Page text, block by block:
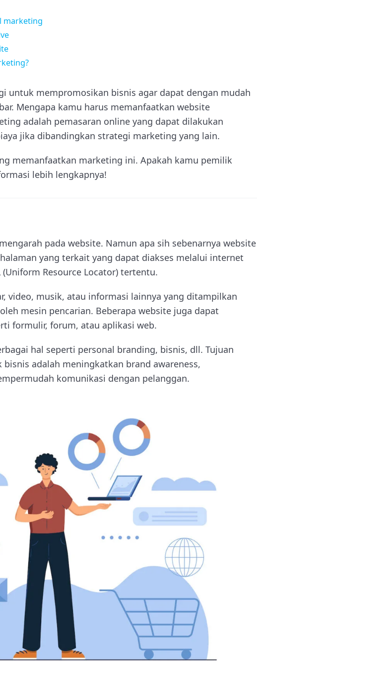
marketing
untuk mempromosikan bisnis agar dapat dengan mudah
Mengapa kamu harus memanfaatkan website
adalah pemasaran online yang dapat dilakukan
jika dibandingkan strategi marketing yang lain.
memanfaatkan marketing ini. Apakah kamu pemilik
lebih lengkapnya!
pada website. Namun apa sih sebenarnya website
yang terkait yang dapat diakses melalui internet
Resource Locator) tertentu.
video, musik, atau informasi lainnya yang ditampilkan
mesin pencarian. Beberapa website juga dapat
formulir, forum, atau aplikasi web.
hal seperti personal branding, bisnis, dll. Tujuan
adalah meningkatkan brand awareness,
komunikasi dengan pelanggan.